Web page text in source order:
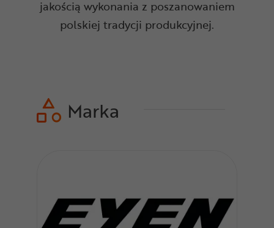
jakością wykonania z poszanowaniem
polskiej tradycji produkcyjnej.
Marka